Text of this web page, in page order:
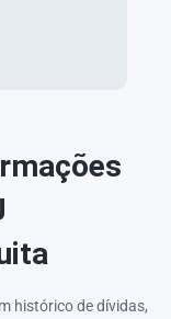
histórico de dívidas,